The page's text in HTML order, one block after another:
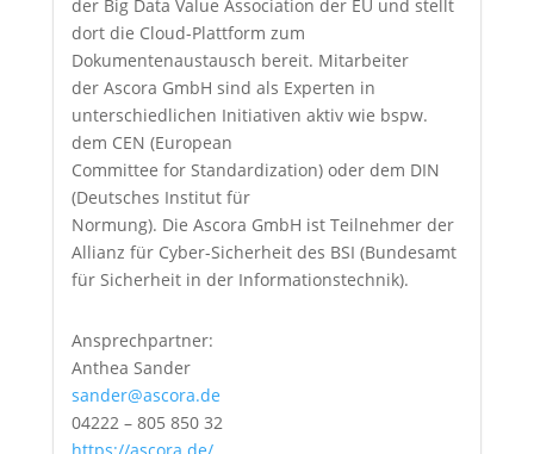
der Big Data Value Association der EU und stellt
dort die Cloud-Plattform zum
Dokumentenaustausch bereit. Mitarbeiter
der Ascora GmbH sind als Experten in
unterschiedlichen Initiativen aktiv wie bspw.
dem CEN (European
Committee for Standardization) oder dem DIN
(Deutsches Institut für
Normung). Die Ascora GmbH ist Teilnehmer der
Allianz für Cyber-Sicherheit des BSI (Bundesamt
für Sicherheit in der Informationstechnik).
Ansprechpartner:
Anthea Sander
sander@ascora.de
04222 – 805 850 32
https://ascora.de/